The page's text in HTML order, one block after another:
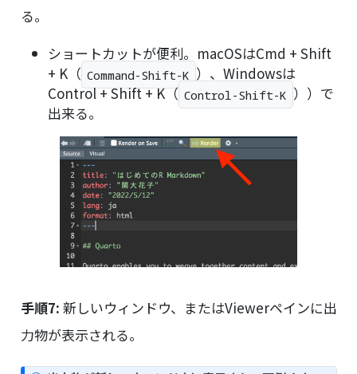
る。
ショートカットが便利。macOSはCmd + Shift
+ K（ Command-Shift-K Command-Shift-K
）、Windowsは
Control + Shift + K（ Control-Shift-K Control-
））で
出来る。
手順7: 新しいウィンドウ、またはViewerペインに出
力物が表示される。